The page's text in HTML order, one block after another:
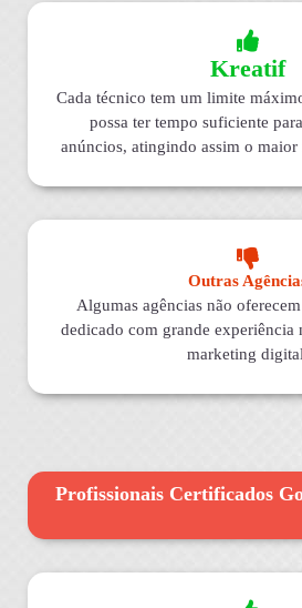
Kreatif
Cada técnico tem um limite
possa ter tempo suficiente
anúncios, atingindo assim o
Outras
Algumas agências não
dedicado com grande experiência
marketing
Profissionais Certificados